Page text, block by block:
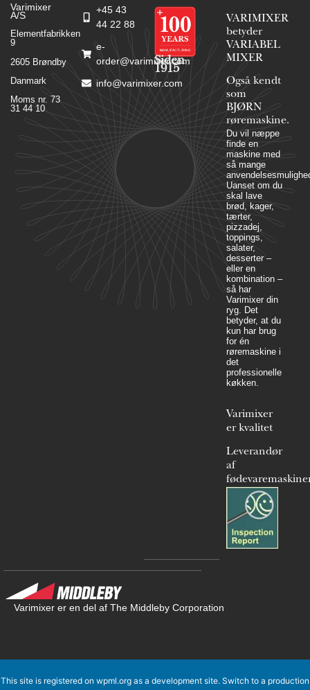
Varimixer
A/S
Elementfabrikken
9
2605 Brøndby
Danmark
Moms nr. 73
31 44 10
+45 43
44 22 88
e-
order@varimixer.com
info@varimixer.com
Siden
1915
VARIMIXER
betyder
VARIABEL
MIXER
Også kendt
som
BJØRN
røremaskine.
Du vil næppe
finde en
maskine med
så mange
Uanset om du
skal lave
brød, kager,
tærter,
pizzadej,
toppings,
salater,
desserter –
eller en
kombination –
så har
Varimixer din
ryg. Det
betyder, at du
kun har brug
for én
røremaskine i
det
professionelle
køkken.
Varimixer
er kvalitet
Leverandør
af
Varimixer er en del af The Middleby Corporation
This site is registered on wpml.org as a development site. Switch to a production